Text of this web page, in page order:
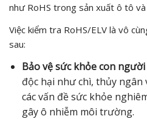
như RoHS trong sản xuất ô tô
Việc kiểm tra RoHS/ELV là vô
sau:
Bảo vệ sức khỏe con
độc hại như chì, thủy ngân
các vấn đề sức khỏe
gây ô nhiễm môi trường.